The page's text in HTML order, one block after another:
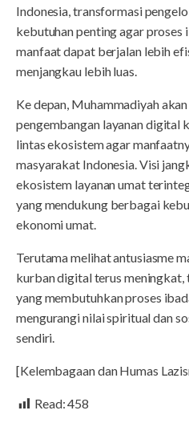
Indonesia, transformasi
kebutuhan penting agar proses
manfaat dapat berjalan lebih
menjangkau lebih luas.
Ke depan, Muhammadiyah
pengembangan layanan digital
lintas ekosistem agar
masyarakat Indonesia. Visi
ekosistem layanan umat
yang mendukung berbagai
ekonomi umat.
Terutama melihat antusiasme
kurban digital terus
yang membutuhkan proses
mengurangi nilai spiritual dan
sendiri.
[Kelembagaan dan Humas
Read:458